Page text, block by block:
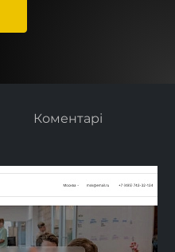
Коментарі